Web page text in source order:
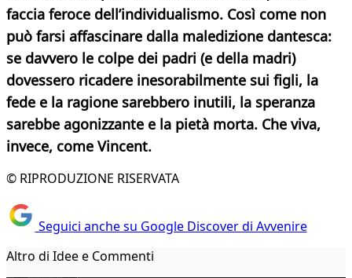
faccia feroce dell’individualismo. Così come non
può farsi affascinare dalla maledizione dantesca:
se davvero le colpe dei padri (e della madri)
dovessero ricadere inesorabilmente sui figli, la
fede e la ragione sarebbero inutili, la speranza
sarebbe agonizzante e la pietà morta. Che viva,
invece, come Vincent.
© RIPRODUZIONE RISERVATA
Seguici anche su Google Discover di Avvenire
Altro di Idee e Commenti